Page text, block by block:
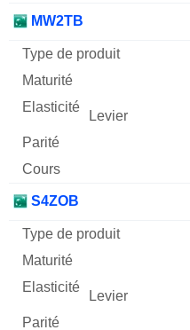
MW2TB
S4ZOB